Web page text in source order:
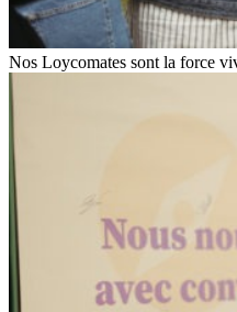
Nos Loycomates sont la force